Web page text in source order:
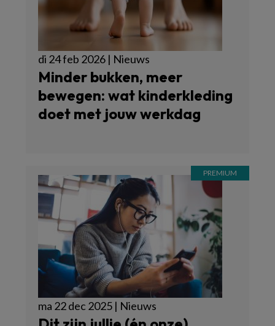
di 24 feb 2026 | Nieuws
Minder bukken, meer
bewegen: wat kinderkleding
doet met jouw werkdag
ma 22 dec 2025 | Nieuws